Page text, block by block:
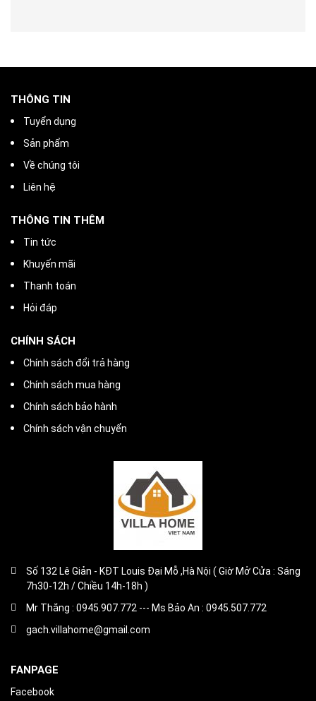
THÔNG TIN
Tuyển dụng
Sản phẩm
Về chúng tôi
Liên hệ
THÔNG TIN THÊM
Tin tức
Khuyến mãi
Thanh toán
Hỏi đáp
CHÍNH SÁCH
Chính sách đổi trả hàng
Chính sách mua hàng
Chính sách bảo hành
Chính sách vận chuyển
Số 132 Lê Giản - KĐT Louis Đại Mỗ ,Hà Nội ( Giờ Mở Cửa : Sáng
7h30-12h / Chiều 14h-18h )
Mr Thắng : 0945.907.772 --- Ms Bảo An : 0945.507.772
gach.villahome@gmail.com
FANPAGE
Facebook